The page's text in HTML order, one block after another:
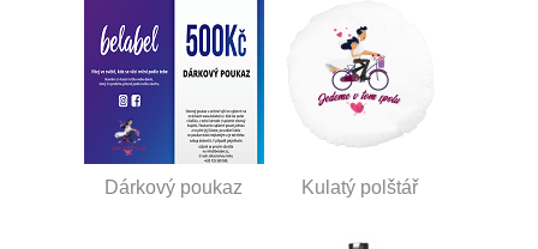
Dárkový poukaz Kulatý polštář